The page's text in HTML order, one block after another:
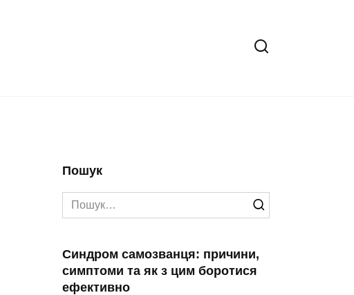
Пошук
Search
for:
Синдром самозванця: причини,
симптоми та як з цим боротися
ефективно